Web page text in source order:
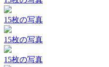
15枚の写真
15枚の写真
15枚の写真